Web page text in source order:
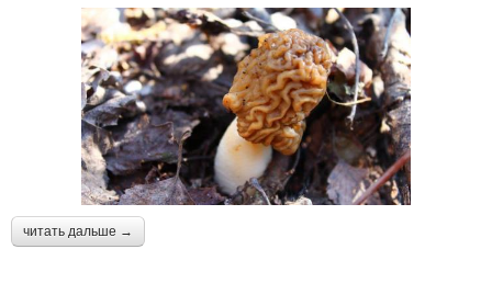
читать дальше →